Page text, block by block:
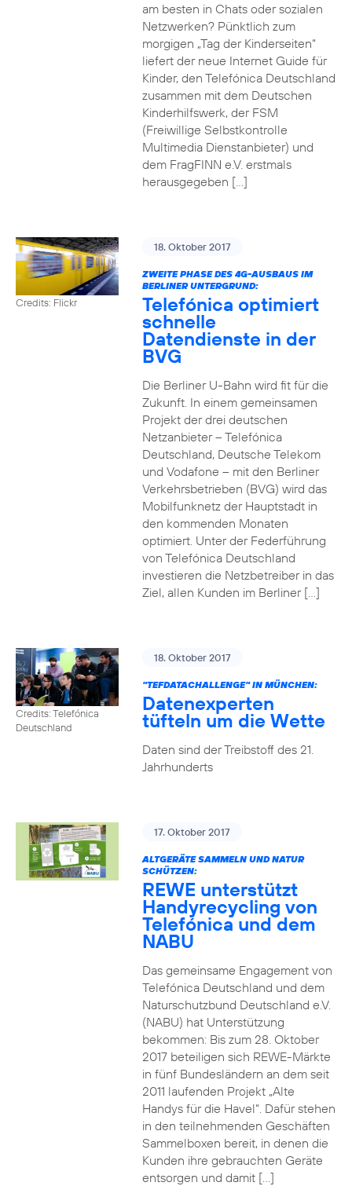
am besten in Chats oder sozialen
Netzwerken? Pünktlich zum
morgigen „Tag der Kinderseiten“
liefert der neue Internet Guide für
Kinder, den Telefónica Deutschland
zusammen mit dem Deutschen
Kinderhilfswerk, der FSM
(Freiwillige Selbstkontrolle
Multimedia Dienstanbieter) und
dem FragFINN e.V. erstmals
herausgegeben […]
Credits: Flickr
18. Oktober 2017
ZWEITE PHASE DES 4G-AUSBAUS IM
BERLINER UNTERGRUND:
Telefónica optimiert
schnelle
Datendienste in der
BVG
Die Berliner U-Bahn wird fit für die
Zukunft. In einem gemeinsamen
Projekt der drei deutschen
Netzanbieter – Telefónica
Deutschland, Deutsche Telekom
und Vodafone – mit den Berliner
Verkehrsbetrieben (BVG) wird das
Mobilfunknetz der Hauptstadt in
den kommenden Monaten
optimiert. Unter der Federführung
von Telefónica Deutschland
investieren die Netzbetreiber in das
Ziel, allen Kunden im Berliner […]
Credits: Telefónica
Deutschland
18. Oktober 2017
"TEFDATACHALLENGE" IN MÜNCHEN:
Datenexperten
tüfteln um die Wette
Daten sind der Treibstoff des 21.
Jahrhunderts
17. Oktober 2017
ALTGERÄTE SAMMELN UND NATUR
SCHÜTZEN:
REWE unterstützt
Handyrecycling von
Telefónica und dem
NABU
Das gemeinsame Engagement von
Telefónica Deutschland und dem
Naturschutzbund Deutschland e.V.
(NABU) hat Unterstützung
bekommen: Bis zum 28. Oktober
2017 beteiligen sich REWE-Märkte
in fünf Bundesländern an dem seit
2011 laufenden Projekt „Alte
Handys für die Havel“. Dafür stehen
in den teilnehmenden Geschäften
Sammelboxen bereit, in denen die
Kunden ihre gebrauchten Geräte
entsorgen und damit […]